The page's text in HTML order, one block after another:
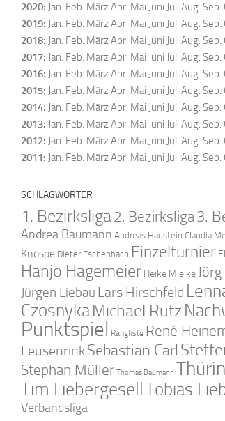
2020: Jan. Feb. MärzApr. Mai Juni Juli Aug. Sep.
2019: Jan. Feb. MärzApr. Mai Juni Juli Aug. Sep.
2018: Jan. Feb. MärzApr. Mai Juni Juli Aug. Sep.
2017: Jan. Feb. MärzApr. Mai Juni Juli Aug. Sep.
2016: Jan. Feb. MärzApr. Mai Juni Juli Aug. Sep.
2015: Jan. Feb. MärzApr. Mai Juni Juli Aug. Sep.
2014: Jan. Feb. MärzApr. Mai Juni Juli Aug. Sep.
2013: Jan. Feb. MärzApr. Mai Juni Juli Aug. Sep.
2012: Jan. Feb. MärzApr. Mai Juni Juli Aug. Sep.
2011: Jan. Feb. MärzApr. Mai Juni Juli Aug. Sep.
SCHLAGWÖRTER
1. Bezirksliga2. Bezirksliga3.
Andrea Baumann Andreas Haustein Claudia
Knospe Dieter Eschenbach Einzelturnier
Hanjo Hagemeier Heike Mielke
Jürgen Liebau Lars Hirschfeld
CzosnykaMichael Rutz
Punktspiel Rangliste René
LeusenrinkSebastian Carl
Stephan Müller Thomas Baumann
Tim LiebergesellTobias
Verbandsliga